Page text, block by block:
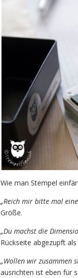
Wie man Stempel
„Reich mir bitte mal
Größe.
„Du machst die
Rückseite abgezupft
„Wollen wir zusammen
ausrichten ist eben für